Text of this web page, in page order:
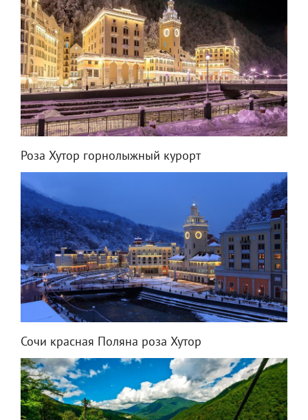
Роза Хутор горнолыжный курорт
Сочи красная Поляна роза Хутор